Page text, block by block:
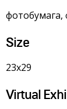
фотобумага,
Size
23х29
Virtual